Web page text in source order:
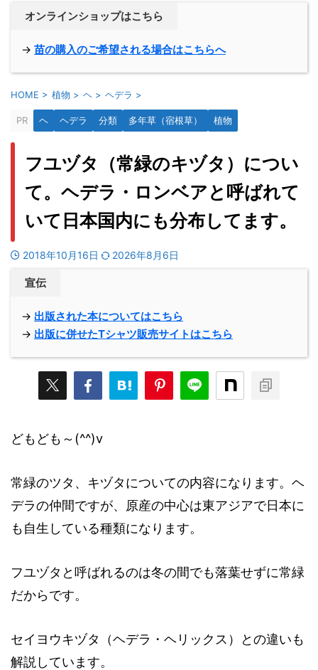
オンラインショップはこちら
→ 苗の購入のご希望される場合はこちらへ
HOME > 植物 > ヘ > ヘデラ >
PR ヘ ヘデラ 分類 多年草（宿根草） 植物
フユヅタ（常緑のキヅタ）につい
て。ヘデラ・ロンベアと呼ばれて
いて日本国内にも分布してます。
2018年10月16日 2026年8月6日
宣伝
→ 出版された本についてはこちら
→ 出版に併せたTシャツ販売サイトはこちら
どもども～(^^)v
常緑のツタ、キヅタについての内容になります。ヘ
デラの仲間ですが、原産の中心は東アジアで日本に
も自生している種類になります。
フユヅタと呼ばれるのは冬の間でも落葉せずに常緑
だからです。
セイヨウキヅタ（ヘデラ・ヘリックス）との違いも
解説しています。